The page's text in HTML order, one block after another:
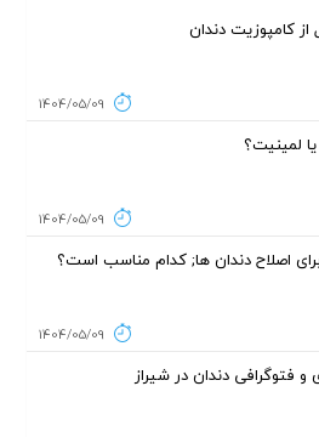
از کامپوزیت دندان
1404/05/09
لمینیت؟
1404/05/09
اصلاح دندان ها; کدام مناسب است؟
1404/05/09
و فتوگرافی دندان در شیراز